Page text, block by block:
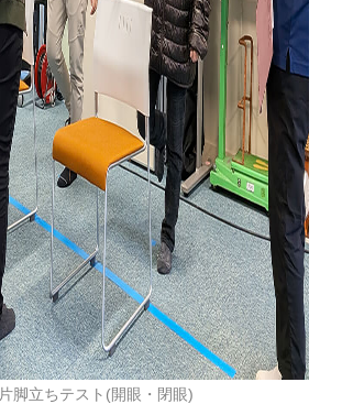
片脚立ちテスト(開眼・閉眼)